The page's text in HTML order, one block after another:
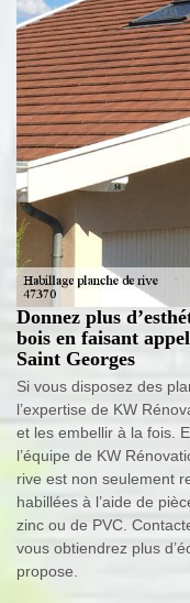
Donnez plus
bois en faisant
Saint Georges
Si vous disposez des
l’expertise de KW
et les embellir à la fois.
l’équipe de KW
rive est non seulement
habillées à l’aide de
zinc ou de PVC.
vous obtiendrez plus
propose.